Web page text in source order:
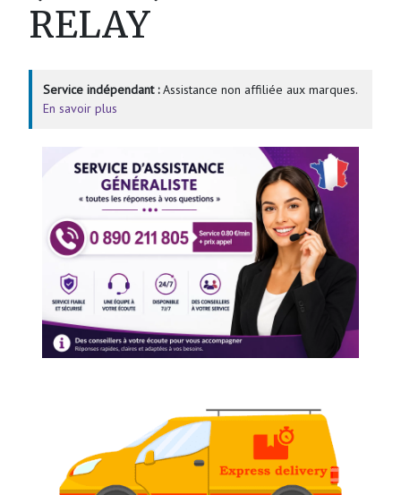
RELAY
Service indépendant :Assistance non affiliée aux marques.
En savoir plus